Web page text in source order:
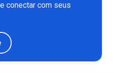
conectar com seus